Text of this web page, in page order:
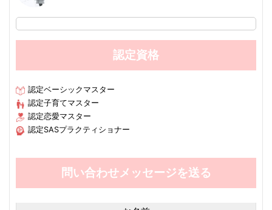
認定資格
認定ベーシックマスター
認定子育てマスター
認定恋愛マスター
認定SASプラクティショナー
問い合わせメッセージを送る